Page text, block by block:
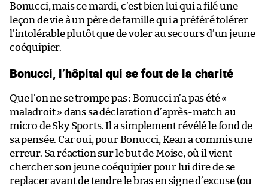
Bonucci, mais ce mardi, c’est bien lui qui a filé une
leçon de vie à un père de famille qui a préféré tolérer
l’intolérable plutôt que de voler au secours d’un jeune
coéquipier.
Bonucci, l’hôpital qui se fout de la charité
Que l’on ne se trompe pas : Bonucci n’a pas été «
maladroit » dans sa déclaration d’après-match au
micro de Sky Sports. Il a simplement révélé le fond de
sa pensée. Car oui, pour Bonucci, Kean a commis une
erreur. Sa réaction sur le but de Moise, où il vient
chercher son jeune coéquipier pour lui dire de se
replacer avant de tendre le bras en signe d’excuse (ou